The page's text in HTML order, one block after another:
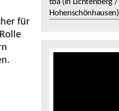
für
tba (in Lichtenberg /
Hohenschönhausen)